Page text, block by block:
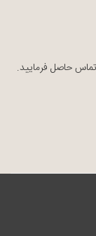
حاصل فرمایید.